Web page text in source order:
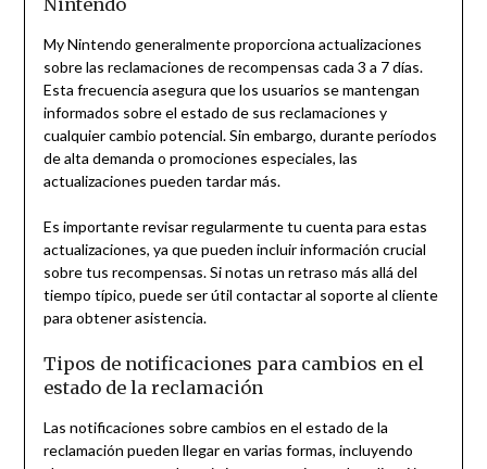
My Nintendo generalmente proporciona actualizaciones
sobre las reclamaciones de recompensas cada 3 a 7 días.
Esta frecuencia asegura que los usuarios se mantengan
informados sobre el estado de sus reclamaciones y
cualquier cambio potencial. Sin embargo, durante períodos
de alta demanda o promociones especiales, las
actualizaciones pueden tardar más.
Es importante revisar regularmente tu cuenta para estas
actualizaciones, ya que pueden incluir información crucial
sobre tus recompensas. Si notas un retraso más allá del
tiempo típico, puede ser útil contactar al soporte al cliente
para obtener asistencia.
Tipos de notificaciones para cambios en el
estado de la reclamación
Las notificaciones sobre cambios en el estado de la
reclamación pueden llegar en varias formas, incluyendo